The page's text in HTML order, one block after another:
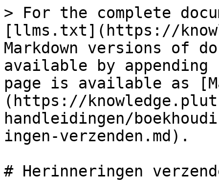
> For the complete
[llms.txt](https://
Markdown versions of
available by
page is available as
(https://
handleidingen/
ingen-verzenden.md).
# Herinneringen